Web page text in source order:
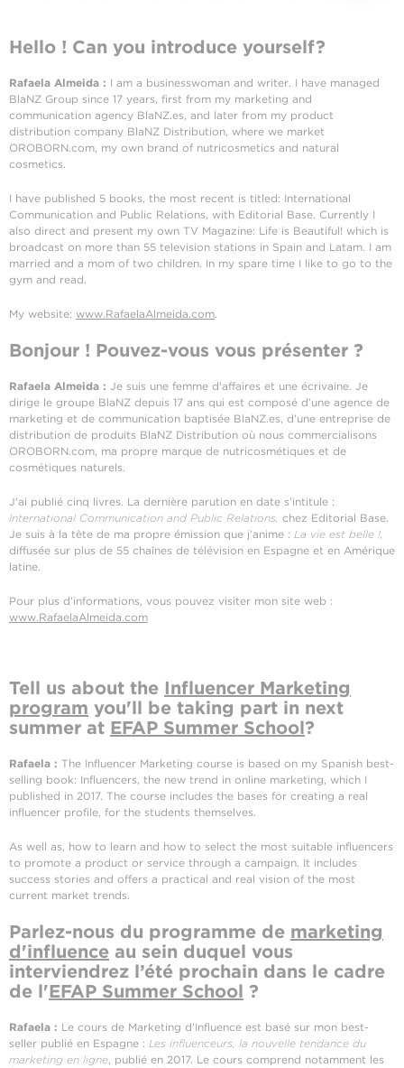
Hello ! Can you introduce yourself?
Rafaela Almeida : I am a businesswoman and writer. I have managed
BlaNZ Group since 17 years, first from my marketing and
communication agency BlaNZ.es, and later from my product
distribution company BlaNZ Distribution, where we market
OROBORN.com, my own brand of nutricosmetics and natural
cosmetics.
I have published 5 books, the most recent is titled: International
Communication and Public Relations, with Editorial Base. Currently I
also direct and present my own TV Magazine: Life is Beautiful! which is
broadcast on more than 55 television stations in Spain and Latam. I am
married and a mom of two children. In my spare time I like to go to the
gym and read.
My website: www.RafaelaAlmeida.com.
Bonjour ! Pouvez-vous vous présenter ?
Rafaela Almeida : Je suis une femme d'affaires et une écrivaine. Je
dirige le groupe BlaNZ depuis 17 ans qui est composé d’une agence de
marketing et de communication baptisée BlaNZ.es, d’une entreprise de
distribution de produits BlaNZ Distribution où nous commercialisons
OROBORN.com, ma propre marque de nutricosmétiques et de
cosmétiques naturels.
J'ai publié cinq livres. La dernière parution en date s’intitule :
International Communication and Public Relations, chez Editorial Base.
Je suis à la tête de ma propre émission que j’anime : La vie est belle !,
diffusée sur plus de 55 chaînes de télévision en Espagne et en Amérique
latine.
Pour plus d’informations, vous pouvez visiter mon site web :
www.RafaelaAlmeida.com
Tell us about the Influencer Marketing
program you'll be taking part in next
summer at EFAP Summer School?
Rafaela : The Influencer Marketing course is based on my Spanish best-
selling book: Influencers, the new trend in online marketing, which I
published in 2017. The course includes the bases for creating a real
influencer profile, for the students themselves.
As well as, how to learn and how to select the most suitable influencers
to promote a product or service through a campaign. It includes
success stories and offers a practical and real vision of the most
current market trends.
Parlez-nous du programme de marketing
d'influence au sein duquel vous
interviendrez l’été prochain dans le cadre
de l'EFAP Summer School ?
Rafaela : Le cours de Marketing d'Influence est basé sur mon best-
seller publié en Espagne : Les influenceurs, la nouvelle tendance du
marketing en ligne, publié en 2017. Le cours comprend notamment les